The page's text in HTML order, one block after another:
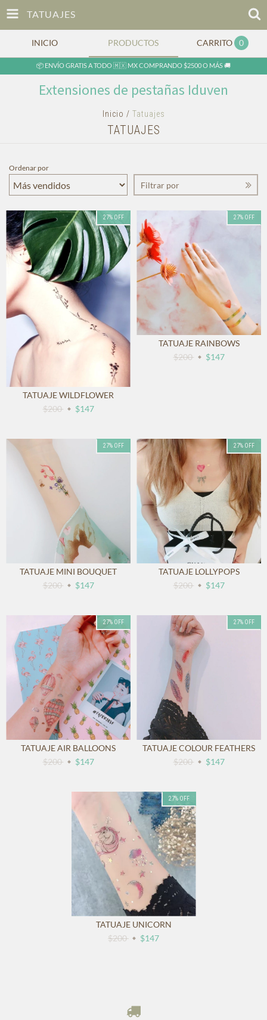
TATUAJES
INICIO PRODUCTOS CARRITO 0
📦 ENVÍO GRATIS A TODO 🇲🇽 MX COMPRANDO $2500 O MÁS 🚚
Extensiones de pestañas Iduven
Inicio / Tatuajes
TATUAJES
Ordenar por
Filtrar por
27% OFF
TATUAJE WILDFLOWER
$200
$147
27% OFF
TATUAJE RAINBOWS
$200
$147
27% OFF
TATUAJE MINI BOUQUET
$200
$147
27% OFF
TATUAJE LOLLYPOPS
$200
$147
27% OFF
TATUAJE AIR BALLOONS
$200
$147
27% OFF
TATUAJE COLOUR FEATHERS
$200
$147
27% OFF
TATUAJE UNICORN
$200
$147